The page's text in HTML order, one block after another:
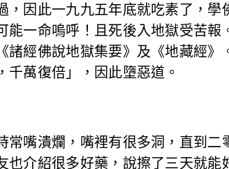
因此一九九五年底就吃素了，學
一命嗚呼！且死後入地獄受苦報
諸經佛說地獄集要》及《地藏經》
萬復倍」，因此墮惡道。
嘴潰爛，嘴裡有很多洞，直到二
介紹很多好藥，說擦了三天就能